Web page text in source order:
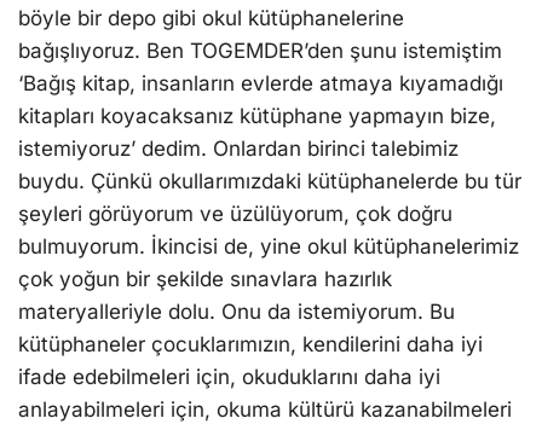
böyle bir depo gibi okul kütüphanelerine
bağışlıyoruz. Ben TOGEMDER’den şunu istemiştim
‘Bağış kitap, insanların evlerde atmaya kıyamadığı
kitapları koyacaksanız kütüphane yapmayın bize,
istemiyoruz’ dedim. Onlardan birinci talebimiz
buydu. Çünkü okullarımızdaki kütüphanelerde bu tür
şeyleri görüyorum ve üzülüyorum, çok doğru
bulmuyorum. İkincisi de, yine okul kütüphanelerimiz
çok yoğun bir şekilde sınavlara hazırlık
materyalleriyle dolu. Onu da istemiyorum. Bu
kütüphaneler çocuklarımızın, kendilerini daha iyi
ifade edebilmeleri için, okuduklarını daha iyi
anlayabilmeleri için, okuma kültürü kazanabilmeleri